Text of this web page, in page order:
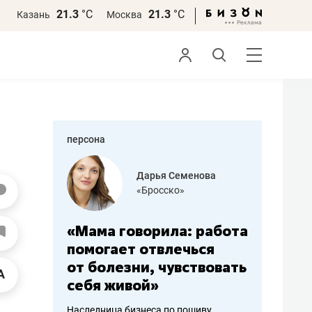
Казань 21.3 °С Москва 21.3 °С
персона
Дарья Семенова
«Бросско»
«Мама говорила: работа
помогает отвлечься
от болезни, чувствовать
себя живой»